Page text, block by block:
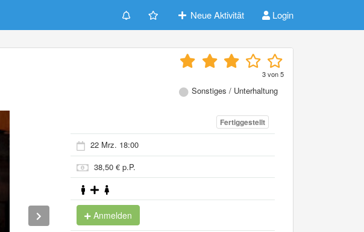
Neue Aktivität Login
3von5
Sonstiges / Unterhaltung
Fertiggestellt
22 Mrz. 18:00
38,50 € p.P.
Anmelden